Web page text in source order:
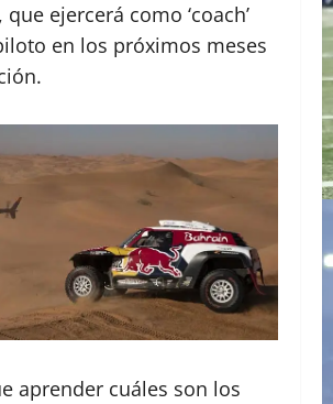
ejercerá como ‘coach’
en los próximos meses
aprender cuáles son los